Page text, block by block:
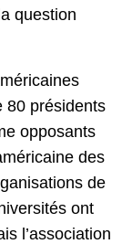
question
80 présidents
opposants
des
de
ont
l’association